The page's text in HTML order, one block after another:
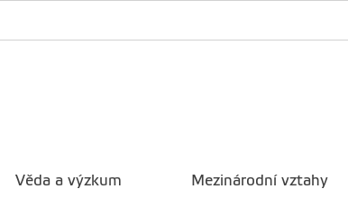
Věda a výzkum Mezinárodní vztahy